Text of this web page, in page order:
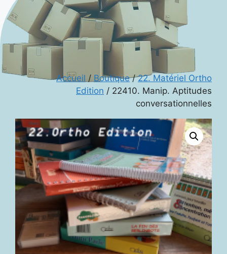
Accueil / Boutique/22. Matériel Ortho
Edition / 22410. Manip. Aptitudes
conversationnelles